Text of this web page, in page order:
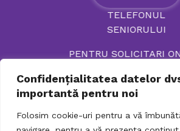
Confidențialitatea datelor
importantă pentru noi
Folosim cookie-uri pentru a vă
TELEFONUL
SENIORULUI
PENTRU SOLICITARI